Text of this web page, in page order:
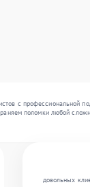
с профессиональной
поломки любой
довольных